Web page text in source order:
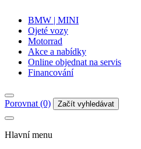
BMW | MINI
Ojeté vozy
Motorrad
Akce a nabídky
Online objednat na servis
Financování
Porovnat (0) Začít vyhledávat
Hlavní menu